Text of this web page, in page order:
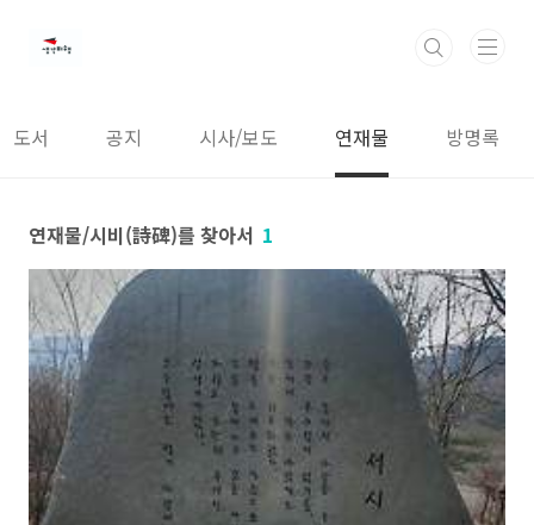
도서 공지 시사/보도 연재물 방명록
연재물/시비(詩碑)를 찾아서 1